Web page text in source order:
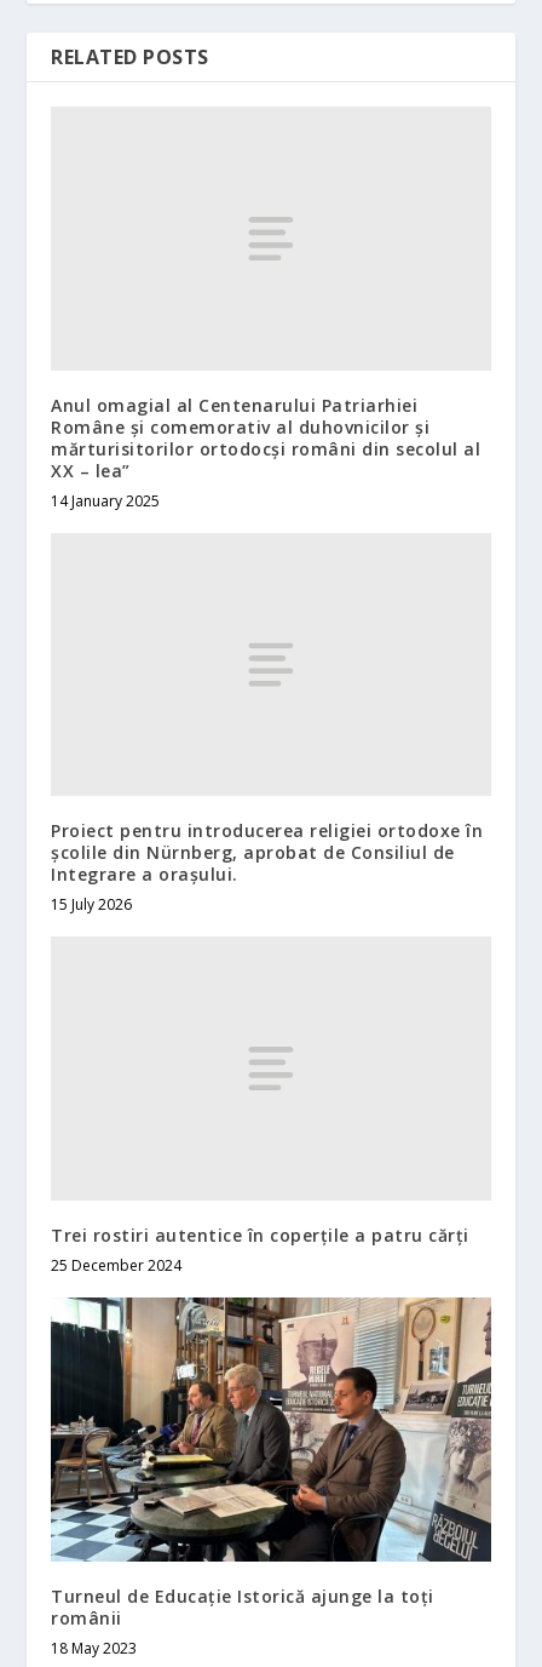
RELATED POSTS
Anul omagial al Centenarului Patriarhiei
Române și comemorativ al duhovnicilor și
mărturisitorilor ortodocși români din secolul al
XX – lea”
14 January 2025
Proiect pentru introducerea religiei ortodoxe în
școlile din Nürnberg, aprobat de Consiliul de
Integrare a orașului.
15 July 2026
Trei rostiri autentice în coperțile a patru cărți
25 December 2024
Turneul de Educație Istorică ajunge la toți
românii
18 May 2023